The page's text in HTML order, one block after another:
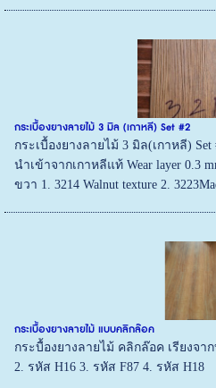
กระเบื้องยางลายไม้ 3 มิล (เกาหลี) Set #2
กระเบื้องยางลายไม้ 3 มิล(เกาหลี)
นำเข้าจากเกาหลีแท้ Wear layer 0.3
ขวา 1. 3214 Walnut texture 2.
กระเบื้องยางลายไม้ แบบคลิกล๊อค
กระบื้องยางลายไม้ คลิกล๊อค เรียงจา
2. รหัส H16 3. รหัส F87 4. รหัส H18